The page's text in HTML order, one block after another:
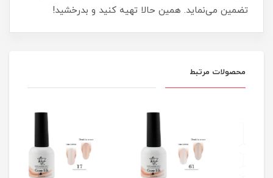
تضمین می‌نماید. همین حالا تهیه کنید و بدرخشید!
محصولات مرتبط